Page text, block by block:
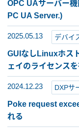
OPC UAサーバー
PC UA Server.)
2025.05.13 デバイ
GUIなしLinuxホス
ェイのライセンス
2024.12.23 DXPサ
Poke request
れる